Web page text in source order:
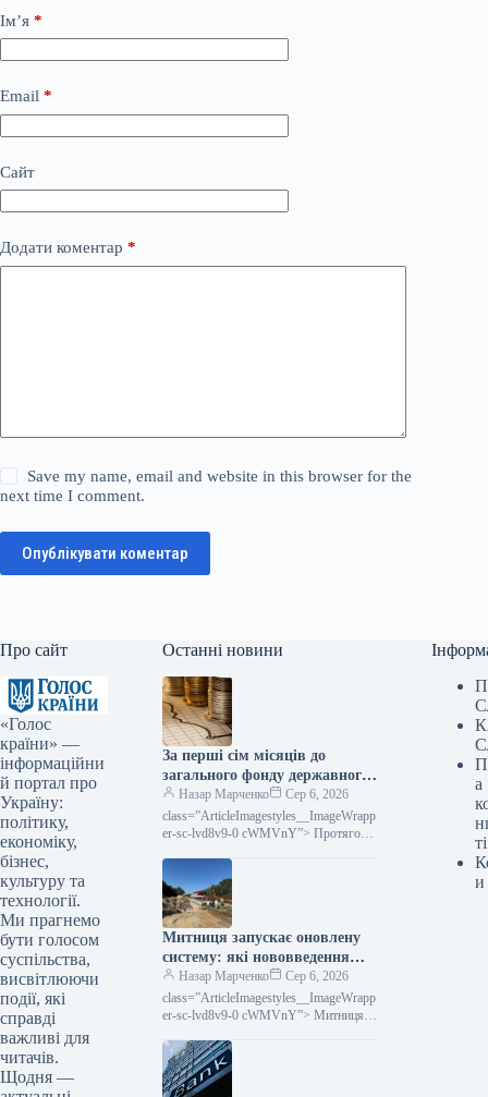
Ім’я *
Email *
Сайт
Додати коментар *
Save my name, email and website in this browser for the
next time I comment.
Опублікувати коментар
Про сайт
«Голос
країни» —
інформаційни
й портал про
Україну:
політику,
економіку,
бізнес,
культуру та
технології.
Ми прагнемо
бути голосом
суспільства,
висвітлюючи
події, які
справді
важливі для
читачів.
Щодня —
Останні новини
За перші сім місяців до
загального фонду державного
бюджету надійшло понад 2
трильйони гривень
(ілюстрація)
Назар Марченко
Сер 6, 2026
class=”ArticleImagestyles__ImageWrapp
er-sc-lvd8v9-0 cWMVnY”> Протягом
бюджету було зараховано понад 2
трильйони гривень (інфографіка)За
попередніми…
Митниця запускає оновлену
систему: які нововведення
чекати
Назар Марченко
Сер 6, 2026
class=”ArticleImagestyles__ImageWrapp
er-sc-lvd8v9-0 cWMVnY”> Митниця
змінитьсяДержавна митна служба
України готується до запуску першої в
країні стаціонарної системи…
а
ті
и